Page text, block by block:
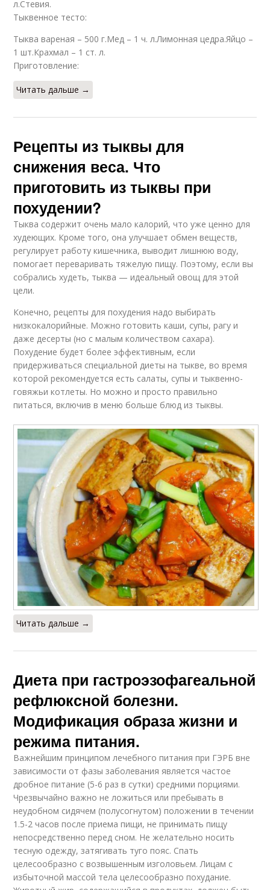
л.Стевия.
Тыквенное тесто:
Тыква вареная – 500 г.Мед – 1 ч. л.Лимонная цедра.Яйцо –
1 шт.Крахмал – 1 ст. л.
Приготовление:
Читать дальше →
Рецепты из тыквы для
снижения веса. Что
приготовить из тыквы при
похудении?
Тыква содержит очень мало калорий, что уже ценно для
худеющих. Кроме того, она улучшает обмен веществ,
регулирует работу кишечника, выводит лишнюю воду,
помогает переваривать тяжелую пищу. Поэтому, если вы
собрались худеть, тыква — идеальный овощ для этой
цели.
Конечно, рецепты для похудения надо выбирать
низкокалорийные. Можно готовить каши, супы, рагу и
даже десерты (но с малым количеством сахара).
Похудение будет более эффективным, если
придерживаться специальной диеты на тыкве, во время
которой рекомендуется есть салаты, супы и тыквенно-
говяжьи котлеты. Но можно и просто правильно
питаться, включив в меню больше блюд из тыквы.
Читать дальше →
Диета при гастроэзофагеальной
рефлюксной болезни.
Модификация образа жизни и
режима питания.
Важнейшим принципом лечебного питания при ГЭРБ вне
зависимости от фазы заболевания является частое
дробное питание (5-6 раз в сутки) средними порциями.
Чрезвычайно важно не ложиться или пребывать в
неудобном сидячем (полусогнутом) положении в течении
1.5-2 часов после приема пищи, не принимать пищу
непосредственно перед сном. Не желательно носить
тесную одежду, затягивать туго пояс. Спать
целесообразно с возвышенным изголовьем. Лицам с
избыточной массой тела целесообразно похудание.